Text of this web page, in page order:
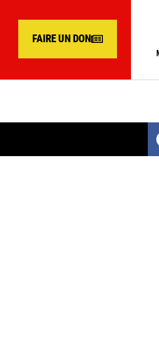
FAIRE UN DON
SENEGAL :